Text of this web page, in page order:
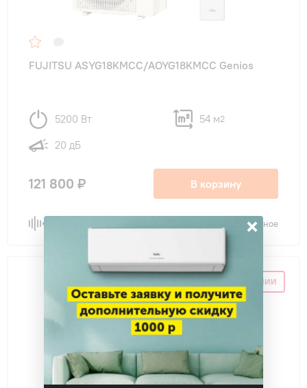
FUJITSU ASYG18KMCC/AOYG18KMCC Genios
5200 Вт 54 м2
20 дБ
121 800 ₽ В корзину
В избранное
НЕТ В НАЛИЧИИ
×